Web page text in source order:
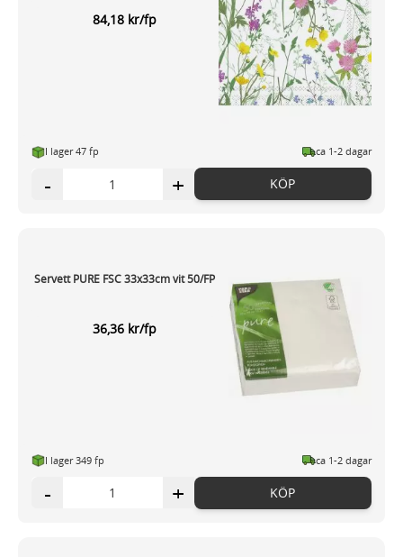
84,18 kr/fp
I lager 47 fp ca 1-2 dagar
- + KÖP
Servett PURE FSC 33x33cm vit 50/FP
36,36 kr/fp
I lager 349 fp ca 1-2 dagar
- + KÖP